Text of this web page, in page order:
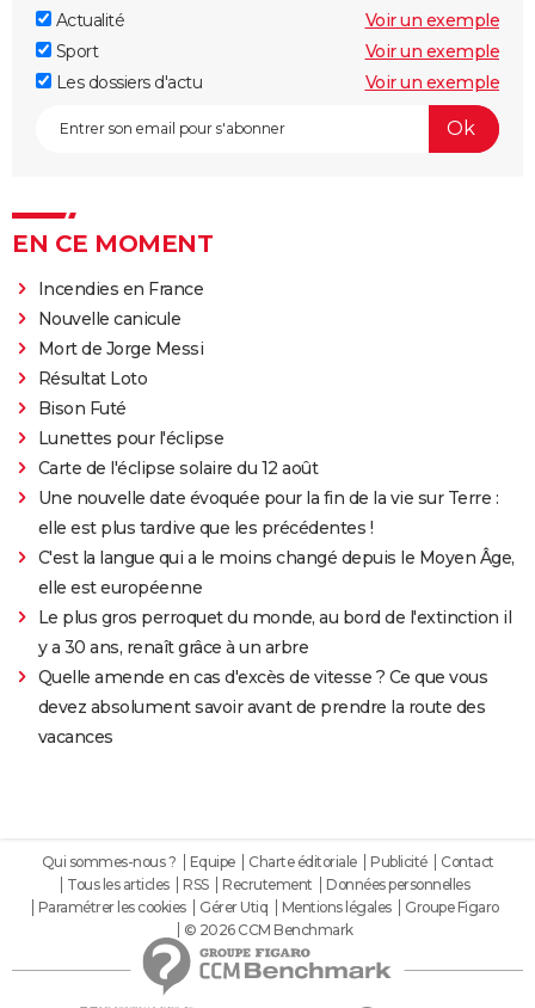
Actualité
Voir un exemple
Sport
Voir un exemple
Les dossiers d'actu
Voir un exemple
EN CE MOMENT
Incendies en France
Nouvelle canicule
Mort de Jorge Messi
Résultat Loto
Bison Futé
Lunettes pour l'éclipse
Carte de l'éclipse solaire du 12 août
Une nouvelle date évoquée pour la fin de la vie sur Terre :
elle est plus tardive que les précédentes !
C'est la langue qui a le moins changé depuis le Moyen Âge,
elle est européenne
Le plus gros perroquet du monde, au bord de l'extinction il
y a 30 ans, renaît grâce à un arbre
Quelle amende en cas d'excès de vitesse ? Ce que vous
devez absolument savoir avant de prendre la route des
vacances
Qui sommes-nous ? Equipe Charte éditoriale Publicité
Contact
Tous les articles
RSS Recrutement
Données personnelles
Paramétrer les cookies
Gérer Utiq Mentions légales
Groupe Figaro
© 2026 CCM Benchmark